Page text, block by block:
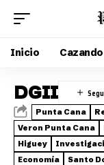
Inicio
DGII
Punta Cana
Veron Punta Cana
Higuey
Economía
Santo